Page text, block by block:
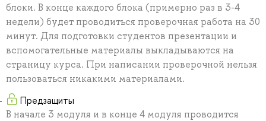
блоки. В конце каждого блока (примерно раз в 3-4
недели) будет проводиться проверочная работа на 30
минут. Для подготовки студентов презентации и
вспомогательные материалы выкладываются на
страницу курса. При написании проверочной нельзя
пользоваться никакими материалами.
Предзащиты
В начале 3 модуля и в конце 4 модуля проводится